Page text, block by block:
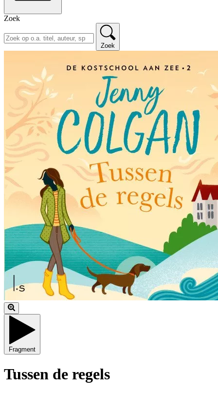
Zoek
Zoek
Fragment
Tussen de regels